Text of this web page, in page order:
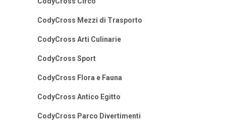
CodyCross Mezzi di Trasporto
CodyCross Arti Culinarie
CodyCross Sport
CodyCross Flora e Fauna
CodyCross Antico Egitto
CodyCross Parco Divertimenti